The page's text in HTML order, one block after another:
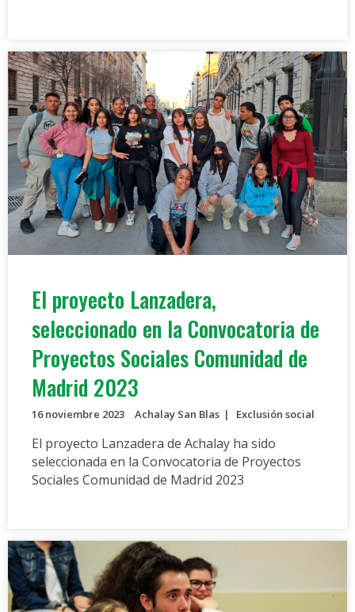
El proyecto Lanzadera,
seleccionado en la Convocatoria de
Proyectos Sociales Comunidad de
Madrid 2023
16 noviembre 2023 Achalay San Blas Exclusión social
El proyecto Lanzadera de Achalay ha sido
seleccionada en la Convocatoria de Proyectos
Sociales Comunidad de Madrid 2023